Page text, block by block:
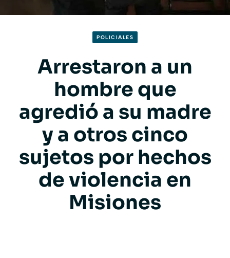
POLICIALES
Arrestaron a un
hombre que
agredió a su madre
y a otros cinco
sujetos por hechos
de violencia en
Misiones